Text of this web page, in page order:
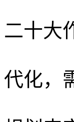
二十大
代化，